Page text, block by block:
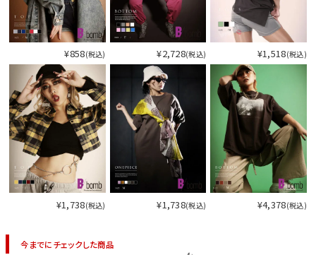
¥858(税込) ¥2,728(税込) ¥1,518(税込)
¥1,738(税込) ¥1,738(税込) ¥4,378(税込)
今までにチェックした商品